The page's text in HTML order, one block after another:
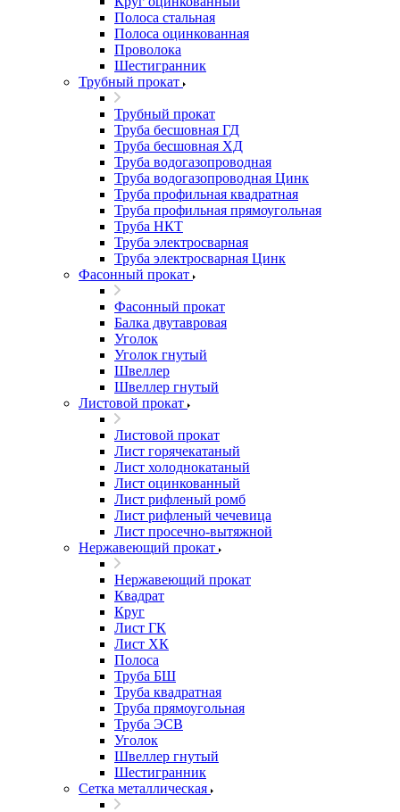
Полоса стальная
Полоса оцинкованная
Проволока
Шестигранник
Трубный прокат
Трубный прокат
Труба бесшовная ГД
Труба бесшовная ХД
Труба водогазопроводная
Труба водогазопроводная Цинк
Труба профильная квадратная
Труба профильная прямоугольная
Труба НКТ
Труба электросварная
Труба электросварная Цинк
Фасонный прокат
Фасонный прокат
Балка двутавровая
Уголок
Уголок гнутый
Швеллер
Швеллер гнутый
Листовой прокат
Листовой прокат
Лист горячекатаный
Лист холоднокатаный
Лист оцинкованный
Лист рифленый ромб
Лист рифленый чечевица
Лист просечно-вытяжной
Нержавеющий прокат
Нержавеющий прокат
Квадрат
Круг
Лист ГК
Лист ХК
Полоса
Труба БШ
Труба квадратная
Труба прямоугольная
Труба ЭСВ
Уголок
Швеллер гнутый
Шестигранник
Сетка металлическая